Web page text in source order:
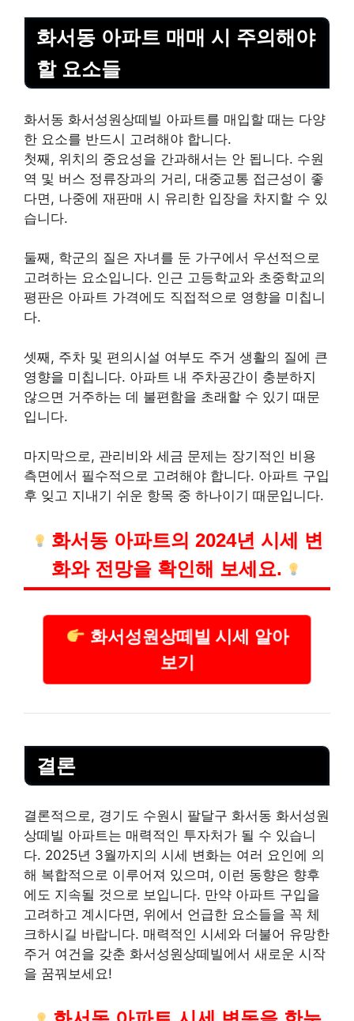
화서동 아파트 매매 시 주의해야
할 요소들
화서동 화서성원상떼빌 아파트를 매입할 때는 다양
한 요소를 반드시 고려해야 합니다.
첫째, 위치의 중요성을 간과해서는 안 됩니다. 수원
역 및 버스 정류장과의 거리, 대중교통 접근성이 좋
다면, 나중에 재판매 시 유리한 입장을 차지할 수 있
습니다.
둘째, 학군의 질은 자녀를 둔 가구에서 우선적으로
고려하는 요소입니다. 인근 고등학교와 초중학교의
평판은 아파트 가격에도 직접적으로 영향을 미칩니
다.
셋째, 주차 및 편의시설 여부도 주거 생활의 질에 큰
영향을 미칩니다. 아파트 내 주차공간이 충분하지
않으면 거주하는 데 불편함을 초래할 수 있기 때문
입니다.
마지막으로, 관리비와 세금 문제는 장기적인 비용
측면에서 필수적으로 고려해야 합니다. 아파트 구입
후 잊고 지내기 쉬운 항목 중 하나이기 때문입니다.
화서동 아파트의 2024년 시세 변
화와 전망을 확인해 보세요.
화서성원상떼빌 시세 알아
보기
결론
결론적으로, 경기도 수원시 팔달구 화서동 화서성원
상떼빌 아파트는 매력적인 투자처가 될 수 있습니
다. 2025년 3월까지의 시세 변화는 여러 요인에 의
해 복합적으로 이루어져 있으며, 이런 동향은 향후
에도 지속될 것으로 보입니다. 만약 아파트 구입을
고려하고 계시다면, 위에서 언급한 요소들을 꼭 체
크하시길 바랍니다. 매력적인 시세와 더불어 유망한
주거 여건을 갖춘 화서성원상떼빌에서 새로운 시작
을 꿈꿔보세요!